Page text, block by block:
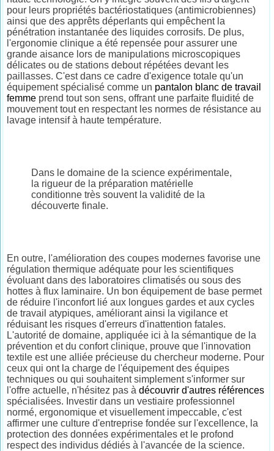
pour leurs propriétés bactériostatiques (antimicrobiennes)
ainsi que des apprêts déperlants qui empêchent la
pénétration instantanée des liquides corrosifs. De plus,
l'ergonomie clinique a été repensée pour assurer une
grande aisance lors de manipulations microscopiques
délicates ou de stations debout répétées devant les
paillasses. C'est dans ce cadre d'exigence totale qu'un
équipement spécialisé comme un pantalon blanc de travail
femme prend tout son sens, offrant une parfaite fluidité de
mouvement tout en respectant les normes de résistance au
lavage intensif à haute température.
Dans le domaine de la science expérimentale,
la rigueur de la préparation matérielle
conditionne très souvent la validité de la
découverte finale.
En outre, l'amélioration des coupes modernes favorise une
régulation thermique adéquate pour les scientifiques
évoluant dans des laboratoires climatisés ou sous des
hottes à flux laminaire. Un bon équipement de base permet
de réduire l'inconfort lié aux longues gardes et aux cycles
de travail atypiques, améliorant ainsi la vigilance et
réduisant les risques d'erreurs d'inattention fatales.
L'autorité de domaine, appliquée ici à la sémantique de la
prévention et du confort clinique, prouve que l'innovation
textile est une alliée précieuse du chercheur moderne. Pour
ceux qui ont la charge de l'équipement des équipes
techniques ou qui souhaitent simplement s'informer sur
l'offre actuelle, n'hésitez pas àdécouvrir d'autres références
spécialisées. Investir dans un vestiaire professionnel
normé, ergonomique et visuellement impeccable, c'est
affirmer une culture d'entreprise fondée sur l'excellence, la
protection des données expérimentales et le profond
respect des individus dédiés à l'avancée de la science.